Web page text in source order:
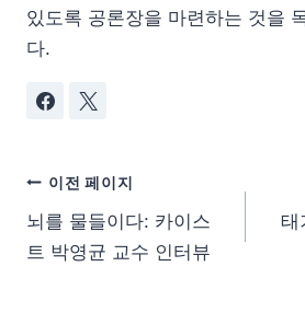
있도록 공론장을 마련하는 것을
다.
이전 페이지
뇌를 물들이다: 카이스
트 박영균 교수 인터뷰
태